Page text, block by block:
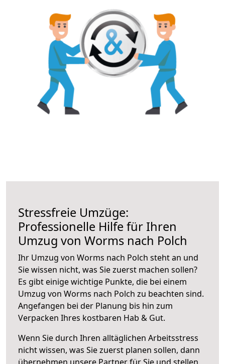
Stressfreie Umzüge:
Professionelle Hilfe für Ihren
Umzug von Worms nach Polch
Ihr Umzug von Worms nach Polch steht an und
Sie wissen nicht, was Sie zuerst machen sollen?
Es gibt einige wichtige Punkte, die bei einem
Umzug von Worms nach Polch zu beachten sind.
Angefangen bei der Planung bis hin zum
Verpacken Ihres kostbaren Hab & Gut.
Wenn Sie durch Ihren alltäglichen Arbeitsstress
nicht wissen, was Sie zuerst planen sollen, dann